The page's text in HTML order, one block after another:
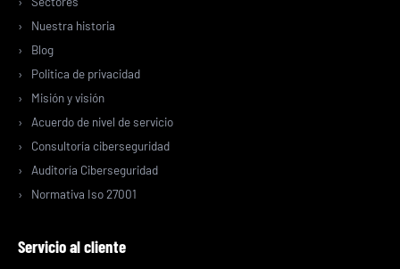
Nuestra historia
Blog
Politica de privacidad
Misión y visión
Acuerdo de nivel de servicio
Consultoría ciberseguridad
Auditoría Ciberseguridad
Normativa Iso 27001
Servicio al cliente